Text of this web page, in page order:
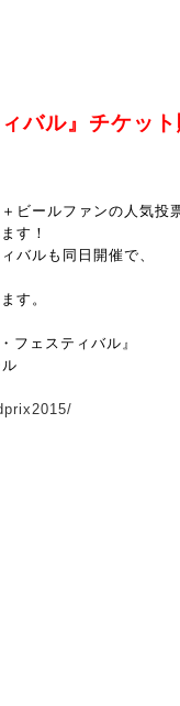
ル』 チケット
ビールファンの人気投
す！
バルも同日開催で、
す。
フェスティバル』